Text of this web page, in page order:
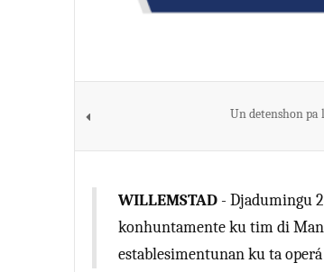
Un detenshon pa
WILLEMSTAD - Djadumingu
konhuntamente ku tim di
establesimentunan ku ta